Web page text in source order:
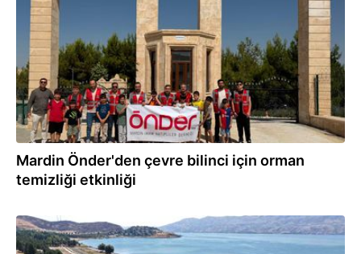
Mardin Önder'den çevre bilinci için orman
temizliği etkinliği
11.07.2026